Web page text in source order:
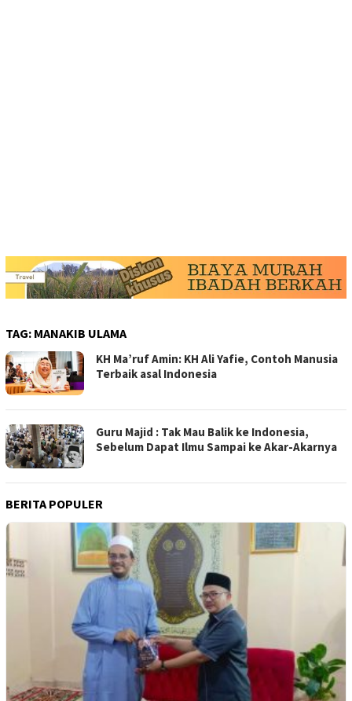
TAG: MANAKIB ULAMA
KH Ma’ruf Amin: KH Ali Yafie, Contoh Manusia
Terbaik asal Indonesia
Guru Majid : Tak Mau Balik ke Indonesia,
Sebelum Dapat Ilmu Sampai ke Akar-Akarnya
BERITA POPULER